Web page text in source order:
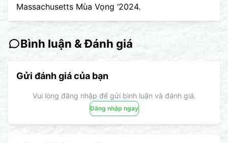
Massachusetts Mùa Vọng ‘2024.
Bình luận & Đánh giá
Gửi đánh giá của bạn
Vui lòng đăng nhập để gửi bình luận và đánh giá.
Đăng nhập ngay